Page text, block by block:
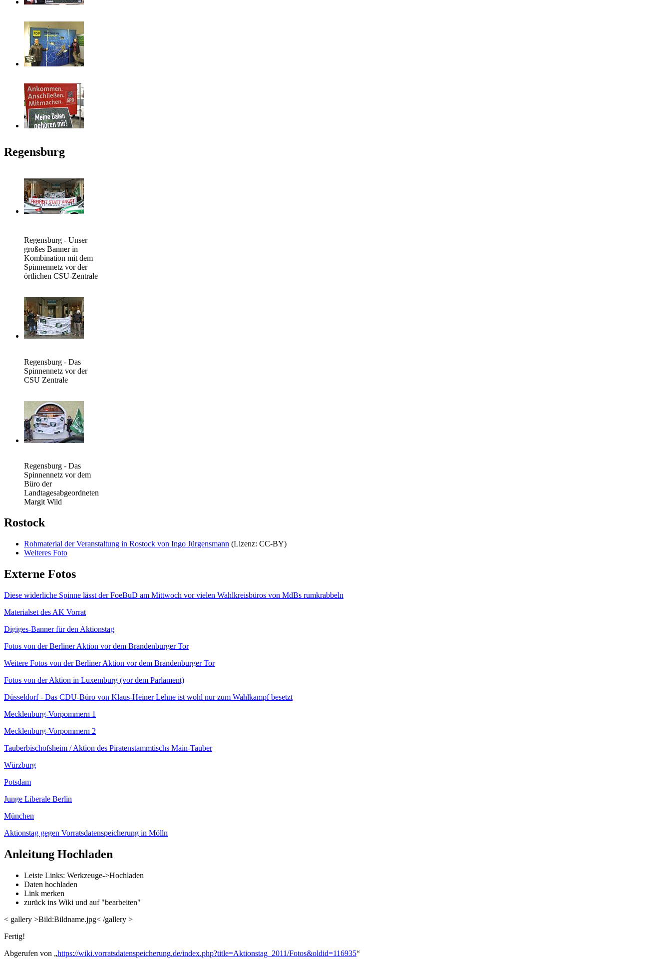
Regensburg
Regensburg - Unser
großes Banner in
Kombination mit dem
Spinnennetz vor der
örtlichen CSU-Zentrale
Regensburg - Das
Spinnennetz vor der
CSU Zentrale
Regensburg - Das
Spinnennetz vor dem
Büro der
Landtagesabgeordneten
Margit Wild
Rostock
Rohmaterial der Veranstaltung in Rostock von Ingo Jürgensmann (Lizenz: CC-BY)
Weiteres Foto
Externe Fotos
Diese widerliche Spinne lässt der FoeBuD am Mittwoch vor vielen Wahlkreisbüros von MdBs rumkrabbeln
Materialset des AK Vorrat
Digiges-Banner für den Aktionstag
Fotos von der Berliner Aktion vor dem Brandenburger Tor
Weitere Fotos von der Berliner Aktion vor dem Brandenburger Tor
Fotos von der Aktion in Luxemburg (vor dem Parlament)
Düsseldorf - Das CDU-Büro von Klaus-Heiner Lehne ist wohl nur zum Wahlkampf besetzt
Mecklenburg-Vorpommern 1
Mecklenburg-Vorpommern 2
Tauberbischofsheim / Aktion des Piratenstammtischs Main-Tauber
Würzburg
Potsdam
Junge Liberale Berlin
München
Aktionstag gegen Vorratsdatenspeicherung in Mölln
Anleitung Hochladen
Leiste Links: Werkzeuge->Hochladen
Daten hochladen
Link merken
zurück ins Wiki und auf "bearbeiten"
< gallery >Bild:Bildname.jpg< /gallery >
Fertig!
Abgerufen von „https://wiki.vorratsdatenspeicherung.de/index.php?title=Aktionstag_2011/Fotos&oldid=116935“